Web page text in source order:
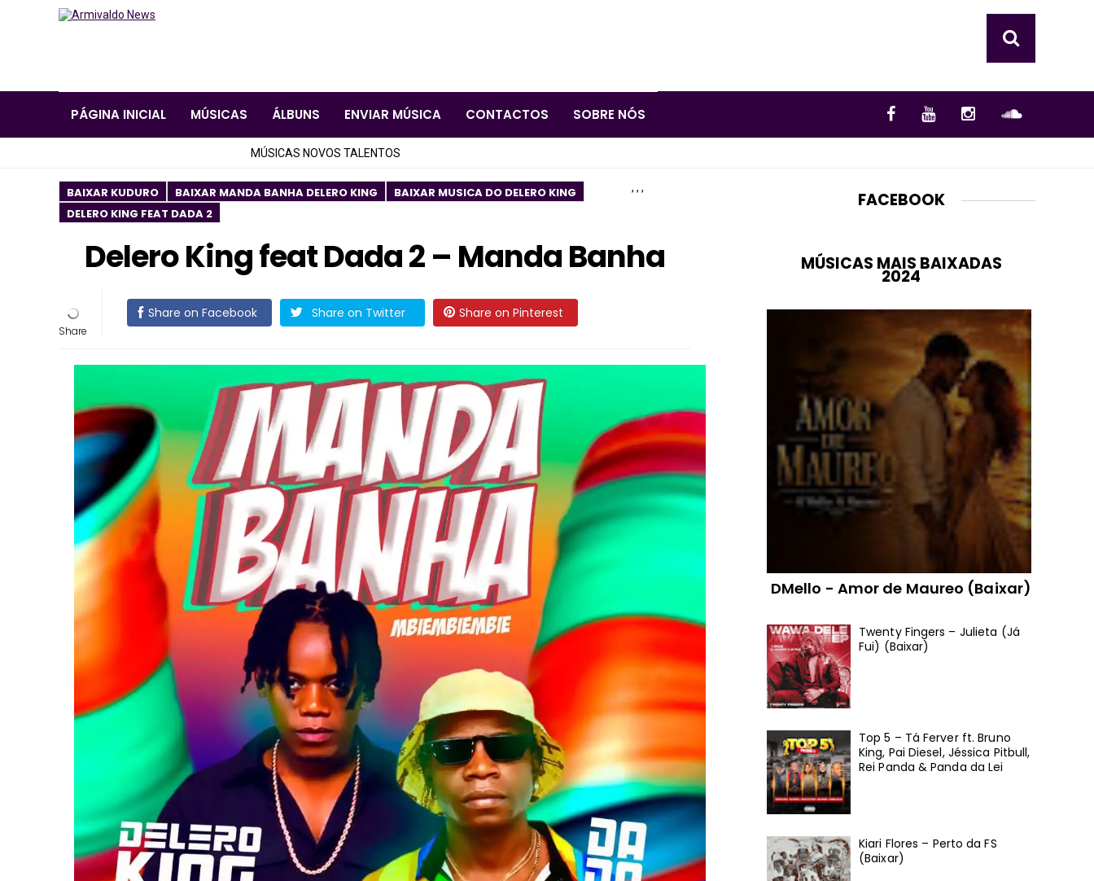
PÁGINA INICIAL MÚSICAS ÁLBUNS ENVIAR MÚSICA CONTACTOS SOBRE NÓS
MÚSICAS NOVOS TALENTOS
BAIXAR KUDURO ,
BAIXAR MANDA BANHA DELERO KING ,
BAIXAR MUSICA DO DELERO KING ,
DELERO KING FEAT DADA 2
Delero King feat Dada 2 – Manda Banha
Share on Facebook Share on Twitter Share on Pinterest
FACEBOOK
MÚSICAS MAIS BAIXADAS
2024
DMello - Amor de Maureo (Baixar)
Twenty Fingers – Julieta (Já
Fui) (Baixar)
Top 5 – Tá Ferver ft. Bruno
King, Pai Diesel, Jéssica Pitbull,
Rei Panda & Panda da Lei
Kiari Flores – Perto da FS
(Baixar)